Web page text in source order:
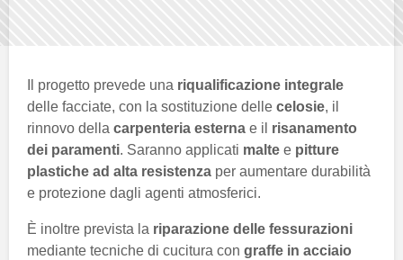
Il progetto prevede una riqualificazione integrale
delle facciate, con la sostituzione delle celosie, il
rinnovo della carpenteria esterna e il risanamento
dei paramenti. Saranno applicati malte e pitture
plastiche ad alta resistenza per aumentare durabilità
e protezione dagli agenti atmosferici.
È inoltre prevista la riparazione delle fessurazioni
mediante tecniche di cucitura con graffe in acciaio